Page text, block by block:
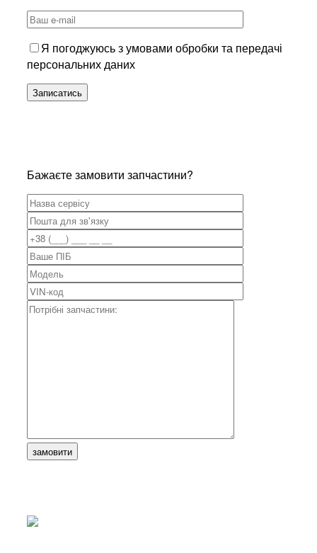
Я погоджуюсь з умовами обробки та передачі
персональних даних
Бажаєте замовити запчастини?